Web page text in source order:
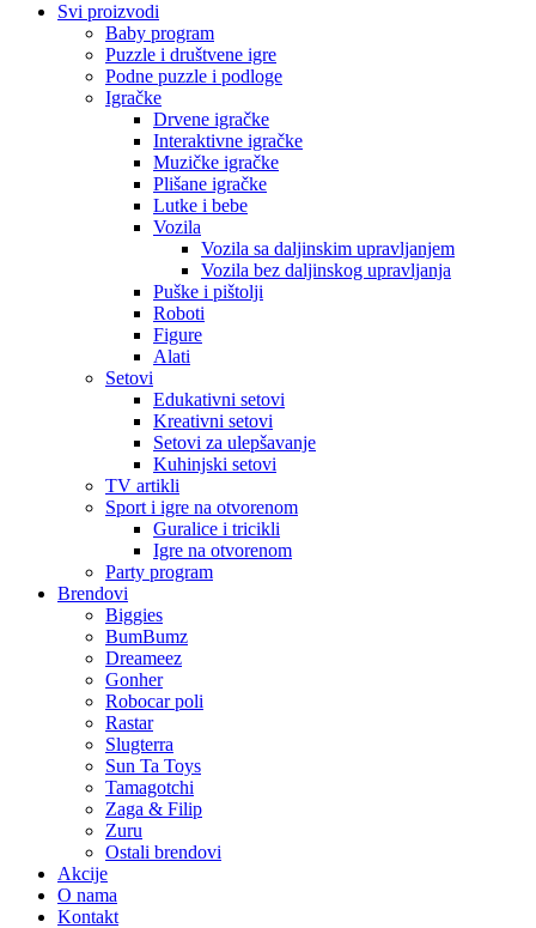
Svi proizvodi
Baby program
Puzzle i društvene igre
Podne puzzle i podloge
Igračke
Drvene igračke
Interaktivne igračke
Muzičke igračke
Plišane igračke
Lutke i bebe
Vozila
Vozila sa daljinskim upravljanjem
Vozila bez daljinskog upravljanja
Puške i pištolji
Roboti
Figure
Alati
Setovi
Edukativni setovi
Kreativni setovi
Setovi za ulepšavanje
Kuhinjski setovi
TV artikli
Sport i igre na otvorenom
Guralice i tricikli
Igre na otvorenom
Party program
Brendovi
Biggies
BumBumz
Dreameez
Gonher
Robocar poli
Rastar
Slugterra
Sun Ta Toys
Tamagotchi
Zaga & Filip
Zuru
Ostali brendovi
Akcije
O nama
Kontakt